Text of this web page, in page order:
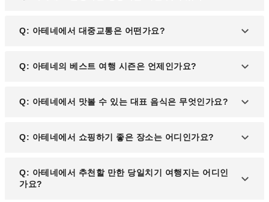
A: 대한항공, 에미레이트 항공, 카타르항공 등 중동과
습니다.
Q: 아테네에서 대중교통은 어떤가요?
A: 아테네는 지하철, 트램, 버스 등 잘 갖춰진 대중교
합니다. 관광객에게 편리한 교통 패스도 제공됩니다.
Q: 아테네의 베스트 여행 시즌은 언제인가요?
A: 아테네를 방문하기 좋은 시기는 봄(4~6월)과 가을
Q: 아테네에서 맛볼 수 있는 대표 음식은 무엇인가요?
A: 아테네에서는 수블라키(그리스식 꼬치구이), 무사
지역에 있는 레스토랑들이 특히 유명합니다.
Q: 아테네에서 쇼핑하기 좋은 장소는 어디인가요?
A: 아테네에서는 플라카 지역과 몬스타이라키 시장
에서 전통 기념품과 수제 공예품을 구입할 수 있습니
Q: 아테네에서 추천할 만한 당일치기 여행지는 어디인
가요?